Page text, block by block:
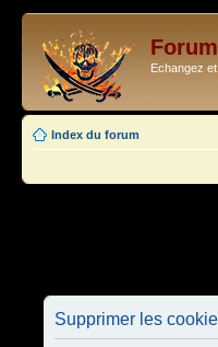
Echangez
Index du forum
Supprimer les